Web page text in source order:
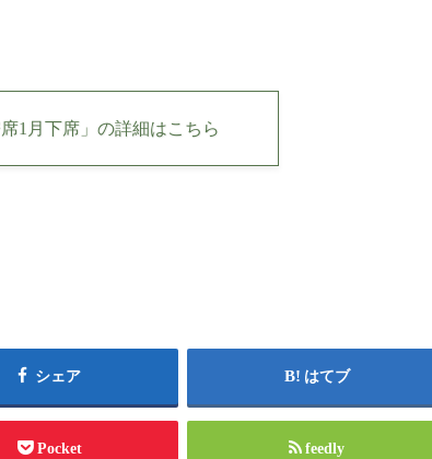
席1月下席」の詳細はこちら
シェア はてブ
Pocket feedly